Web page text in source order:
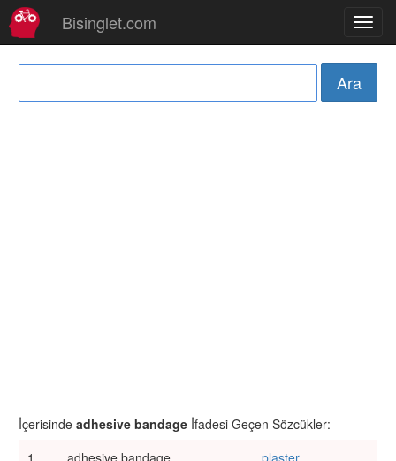
Bisinglet.com
İçerisinde adhesive bandage İfadesi Geçen Sözcükler:
1
adhesive bandage
plaster